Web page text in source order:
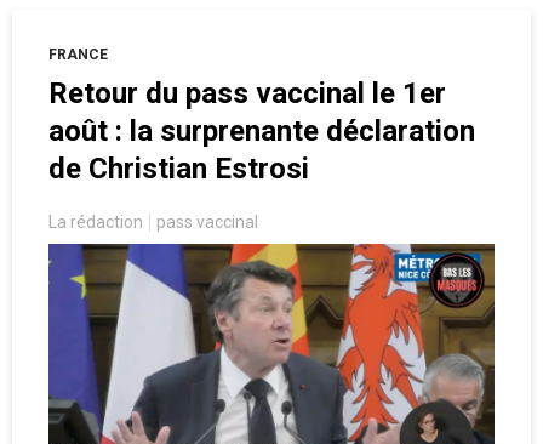
FRANCE
Retour du pass vaccinal le 1er
août : la surprenante déclaration
de Christian Estrosi
La rédaction pass vaccinal